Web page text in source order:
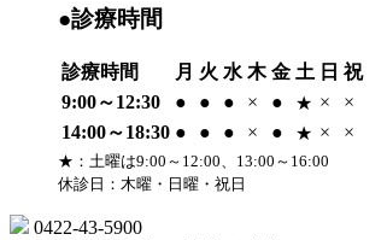
●診療時間
診療時間 月 火 水 木 金 土 日 祝
9:00～12:30
● ● ● × ● ★ ×
×
14:00～18:30 ● ● ● × ● ★ × ×
★ ：土曜は9:00～12:00、13:00～16:00
休診日：木曜・日曜・祝日
0422-43-5900